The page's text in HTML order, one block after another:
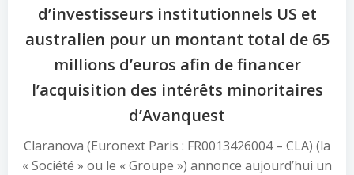
d’investisseurs institutionnels US et
australien pour un montant total de 65
millions d’euros afin de financer
l’acquisition des intérêts minoritaires
d’Avanquest
Claranova (Euronext Paris : FR0013426004 – CLA) (la
« Société » ou le « Groupe ») annonce aujourd’hui un